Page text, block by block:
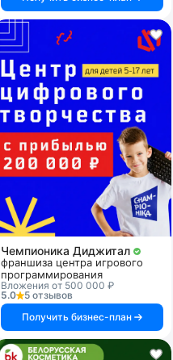
Чемпионика Диджитал
франшиза центра игрового
программирования
Вложения от 500 000 ₽
5.0
5 отзывов
Получить бизнес-план